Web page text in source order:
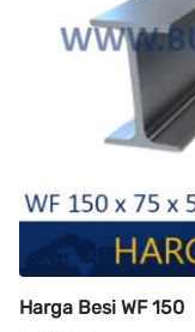
Harga Besi WF 150